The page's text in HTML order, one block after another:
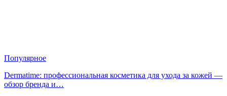
Популярное
Dermatime: профессиональная косметика для ухода за кожей —
обзор бренда и…